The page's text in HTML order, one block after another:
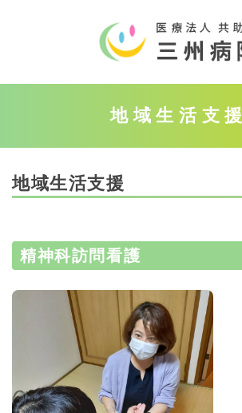
地域生活支援
地域生活支援
精神科訪問看護